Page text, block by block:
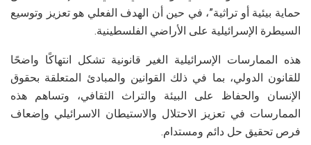
حماية بيئية أو تراثية”، في حين أن الهدف الفعلي هو تعزيز وتوسيع
السيطرة الإسرائيلية على الأراضي الفلسطينية.
هذه الممارسات الإسرائيلية الغير قانونية تشكل انتهاكًا واضحًا
للقانون الدولي، بما في ذلك القوانين والمبادئ المتعلقة بحقوق
الإنسان والحفاظ على البيئة والتراث الثقافي، وتساهم هذه
الممارسات في تعزيز الاحتلال والاستيطان الاسرائيلي وإضعاف
فرص تحقيق حل دائم ومستدام.